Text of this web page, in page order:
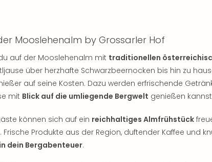
Mooslehenalm by Grossarler Hof
auf der Mooslehenalm mit traditionellen
über herzhafte Schwarzbeernocken bis hin zu
auf seine Kosten. Dazu werden erfrischende
mit Blick auf die umliegende Bergwelt genießen
können sich auf ein reichhaltiges Almfrühstück
Produkte aus der Region, duftender Kaffee und
dein Bergabenteuer.